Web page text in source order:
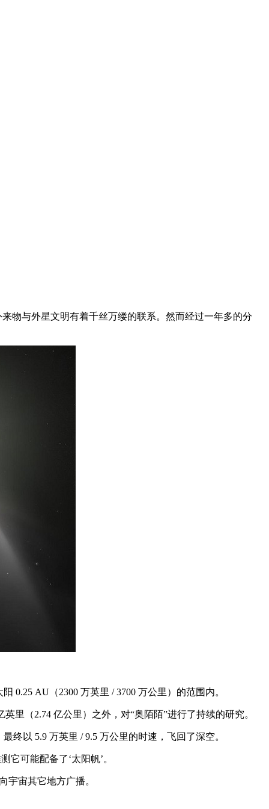
物与外星文明有着千丝万缕的联系。然而经过一年多的分
0.25 AU（2300 万英里 / 3700 万公里）的范围内。
里（2.74 亿公里）之外，对“奥陌陌”进行了持续的研究。
终以 5.9 万英里 / 9.5 万公里的时速，飞回了深空。
可能配备了‘太阳帆’。
宇宙其它地方广播。